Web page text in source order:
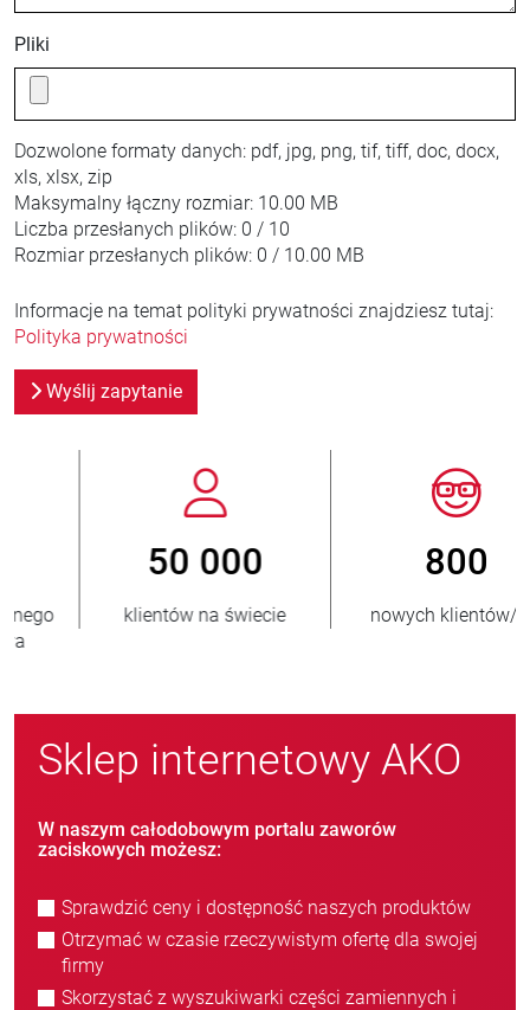
Pliki
Dozwolone formaty danych: pdf, jpg, png, tif, tiff, doc, docx,
xls, xlsx, zip
Maksymalny łączny rozmiar: 10.00 MB
Liczba przesłanych plików: 0 / 10
Rozmiar przesłanych plików: 0 / 10.00 MB
Informacje na temat polityki prywatności znajdziesz tutaj:
Polityka prywatności
Wyślij zapytanie
800
nowych klientów/rok
> 3 500 000
sprzedanych jednostek
Sklep internetowy AKO
W naszym całodobowym portalu zaworów
zaciskowych możesz:
Sprawdzić ceny i dostępność naszych produktów
Otrzymać w czasie rzeczywistym ofertę dla swojej
firmy
Skorzystać z wyszukiwarki części zamiennych i